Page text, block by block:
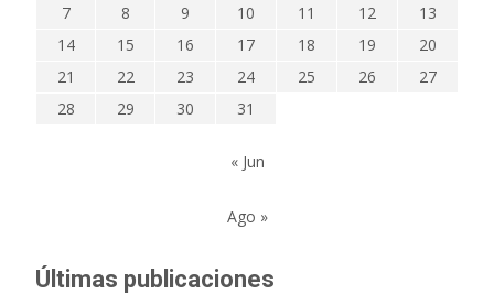
7
8 9 10 11 12
13
14
15 16 17 18 19
20
21
22 23 24 25 26
27
28
29 30 31
« Jun
Ago »
Últimas publicaciones